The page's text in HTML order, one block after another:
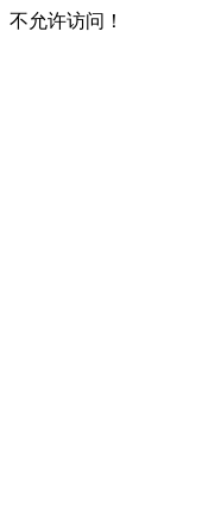
不允许访问！